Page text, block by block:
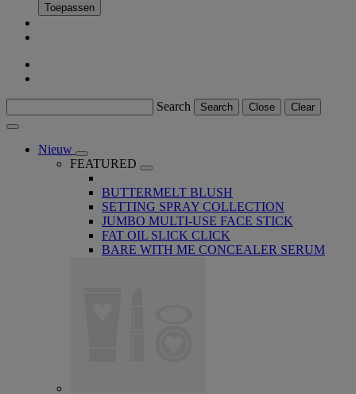
Toepassen
Search Search Close Clear
Nieuw
FEATURED
BUTTERMELT BLUSH
SETTING SPRAY COLLECTION
JUMBO MULTI-USE FACE STICK
FAT OIL SLICK CLICK
BARE WITH ME CONCEALER SERUM